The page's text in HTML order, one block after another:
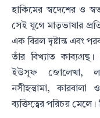
হাকিমের স্বদেশের ও
সেই যুগে মাতৃভাষার
এক বিরল দৃষ্টান্ত এবং
তাঁর বিখ্যাত
ইউসুফ জোলেখা,
নসীহত্মামা, কারবালা
ব্যক্তিত্বের পরিচয়